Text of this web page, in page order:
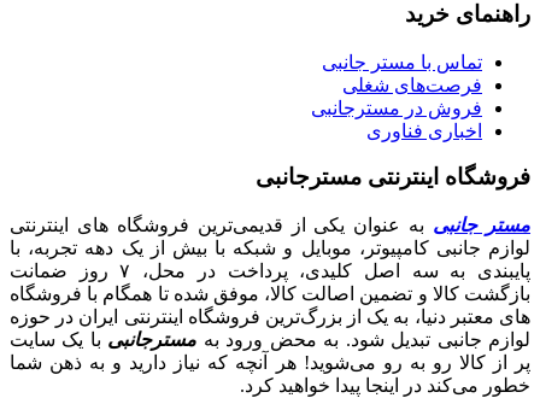
راهنمای خرید
تماس با مستر جانبی
فرصت‌های شغلی
فروش در مسترجانبی
اخباری فناوری
فروشگاه اینترنتی مسترجانبی
مستر جانبی به عنوان یکی از قدیمی‌ترین فروشگاه های اینترنتی
لوازم جانبی کامپیوتر، موبایل و شبکه با بیش از یک دهه تجربه، با
پایبندی به سه اصل کلیدی، پرداخت در محل، ۷ روز ضمانت
بازگشت کالا و تضمین اصالت کالا، موفق شده تا همگام با فروشگاه‌
های معتبر دنیا، به یک از بزرگ‌ترین فروشگاه اینترنتی ایران در حوزه
لوازم جانبی تبدیل شود. به محض ورود به مسترجانبی با یک سایت
پر از کالا رو به رو می‌شوید! هر آنچه که نیاز دارید و به ذهن شما
خطور می‌کند در اینجا پیدا خواهید کرد.